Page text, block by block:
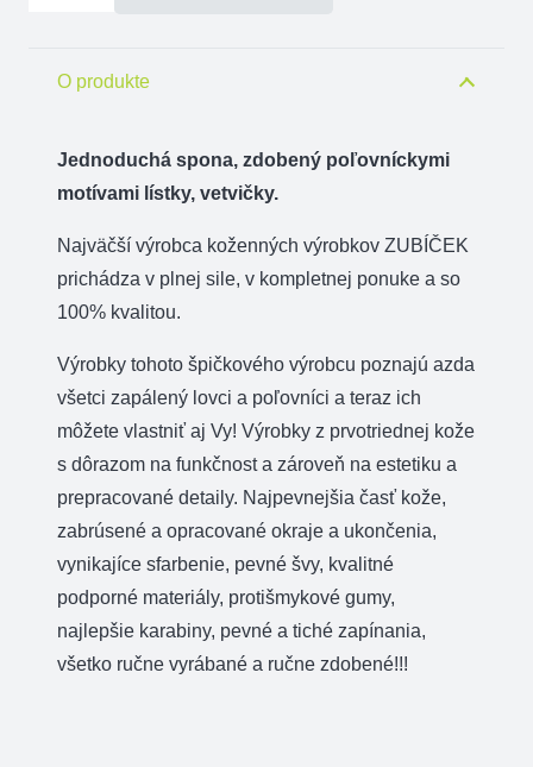
poľovnícky
O produkte
Jednoduchá spona, zdobený poľovníckymi
motívami lístky, vetvičky.
Najväčší výrobca koženných výrobkov ZUBÍČEK
prichádza v plnej sile, v kompletnej ponuke a so
100% kvalitou.
Výrobky tohoto špičkového výrobcu poznajú azda
všetci zapálený lovci a poľovníci a teraz ich
môžete vlastniť aj Vy! Výrobky z prvotriednej kože
s dôrazom na funkčnost a zároveň na estetiku a
prepracované detaily. Najpevnejšia časť kože,
zabrúsené a opracované okraje a ukončenia,
vynikajíce sfarbenie, pevné švy, kvalitné
podporné materiály, protišmykové gumy,
najlepšie karabiny, pevné a tiché zapínania,
všetko ručne vyrábané a ručne zdobené!!!